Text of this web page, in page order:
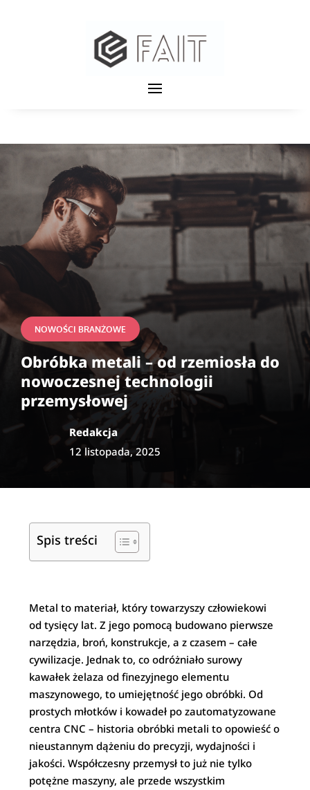
NOWOŚCI BRANŻOWE
Obróbka metali – od rzemiosła do
nowoczesnej technologii
przemysłowej
Redakcja
12 listopada, 2025
Spis treści
Metal to materiał, który towarzyszy człowiekowi
od tysięcy lat. Z jego pomocą budowano pierwsze
narzędzia, broń, konstrukcje, a z czasem – całe
cywilizacje. Jednak to, co odróżniało surowy
kawałek żelaza od finezyjnego elementu
maszynowego, to umiejętność jego obróbki. Od
prostych młotków i kowadeł po zautomatyzowane
centra CNC – historia obróbki metali to opowieść o
nieustannym dążeniu do precyzji, wydajności i
jakości. Współczesny przemysł to już nie tylko
potężne maszyny, ale przede wszystkim